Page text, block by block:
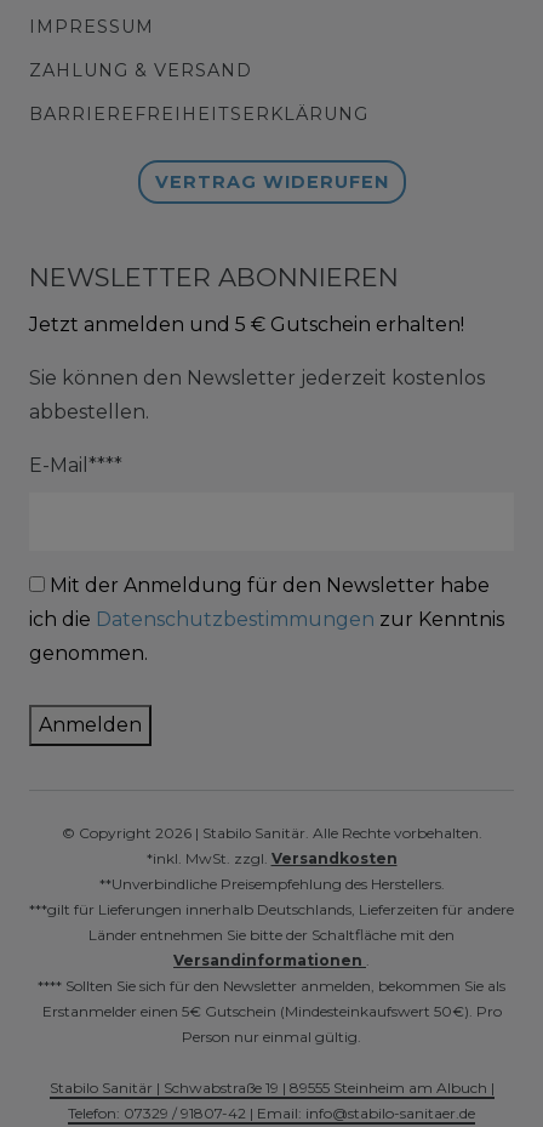
IMPRESSUM
ZAHLUNG & VERSAND
BARRIEREFREIHEITSERKLÄRUNG
VERTRAG WIDERUFEN
NEWSLETTER ABONNIEREN
Jetzt anmelden und 5 € Gutschein erhalten!
Sie können den Newsletter jederzeit kostenlos
abbestellen.
E-Mail****
Mit der Anmeldung für den Newsletter habe
ich die Datenschutzbestimmungen zur Kenntnis
genommen.
Anmelden
© Copyright 2026 | Stabilo Sanitär. Alle Rechte vorbehalten.
*inkl. MwSt. zzgl. Versandkosten
**Unverbindliche Preisempfehlung des Herstellers.
***gilt für Lieferungen innerhalb Deutschlands, Lieferzeiten für andere
Länder entnehmen Sie bitte der Schaltfläche mit den
Versandinformationen .
**** Sollten Sie sich für den Newsletter anmelden, bekommen Sie als
Erstanmelder einen 5€ Gutschein (Mindesteinkaufswert 50€). Pro
Person nur einmal gültig.
Stabilo Sanitär | Schwabstraße 19 | 89555 Steinheim am Albuch |
Telefon: 07329 / 91807-42 | Email: info@stabilo-sanitaer.de